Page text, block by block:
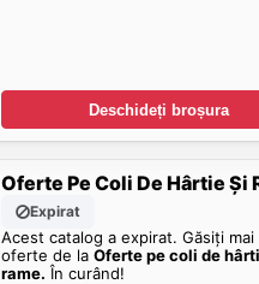
Deschideți broșura
Oferte Pe Coli De Hârtie Și
Expirat
Acest catalog a expirat. Găsiți mai
oferte de la Oferte pe coli de
rame. În curând!